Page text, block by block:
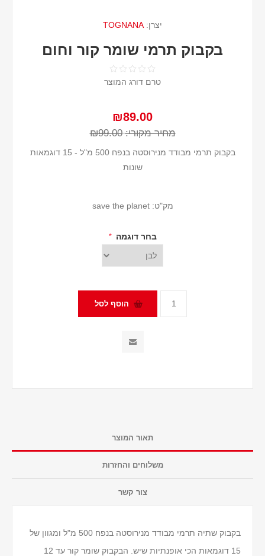
יצרן: TOGNANA
בקבוק תרמי שומר קור וחום
טרם דורג המוצר
₪89.00
מחיר מקורי: ₪99.00
בקבוק תרמי מבודד מנירוסטה בנפח 500 מ"ל - 15 דוגמאות
שונות
מק"ט: save the planet
בחר דוגמה *
תאור המוצר
משלוחים והחזרות
צור קשר
בקבוק שתיה תרמי מבודד מנירוסטה בנפח 500 מ"ל ומגוון של
15 דוגמאות הכי אופנתיות שיש. הבקבוק שומר קור עד 12